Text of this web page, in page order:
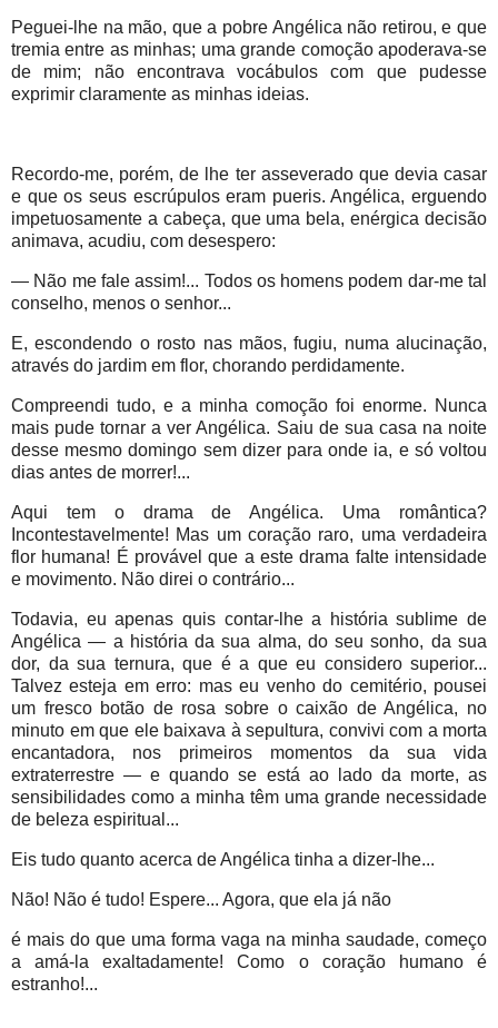
Peguei-lhe na mão, que a pobre Angélica não retirou, e que
tremia entre as minhas; uma grande comoção apoderava-se
de mim; não encontrava vocábulos com que pudesse
exprimir claramente as minhas ideias.
Recordo-me, porém, de lhe ter asseverado que devia casar
e que os seus escrúpulos eram pueris. Angélica, erguendo
impetuosamente a cabeça, que uma bela, enérgica decisão
animava, acudiu, com desespero:
— Não me fale assim!... Todos os homens podem dar-me tal
conselho, menos o senhor...
E, escondendo o rosto nas mãos, fugiu, numa alucinação,
através do jardim em flor, chorando perdidamente.
Compreendi tudo, e a minha comoção foi enorme. Nunca
mais pude tornar a ver Angélica. Saiu de sua casa na noite
desse mesmo domingo sem dizer para onde ia, e só voltou
dias antes de morrer!...
Aqui tem o drama de Angélica. Uma romântica?
Incontestavelmente! Mas um coração raro, uma verdadeira
flor humana! É provável que a este drama falte intensidade
e movimento. Não direi o contrário...
Todavia, eu apenas quis contar-lhe a história sublime de
Angélica — a história da sua alma, do seu sonho, da sua
dor, da sua ternura, que é a que eu considero superior...
Talvez esteja em erro: mas eu venho do cemitério, pousei
um fresco botão de rosa sobre o caixão de Angélica, no
minuto em que ele baixava à sepultura, convivi com a morta
encantadora, nos primeiros momentos da sua vida
extraterrestre — e quando se está ao lado da morte, as
sensibilidades como a minha têm uma grande necessidade
de beleza espiritual...
Eis tudo quanto acerca de Angélica tinha a dizer-lhe...
Não! Não é tudo! Espere... Agora, que ela já não
é mais do que uma forma vaga na minha saudade, começo
a amá-la exaltadamente! Como o coração humano é
estranho!...